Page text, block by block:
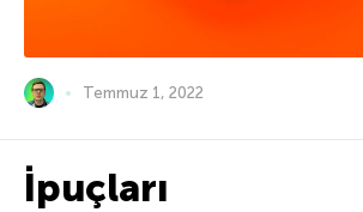
Temmuz 1, 2022
İpuçları